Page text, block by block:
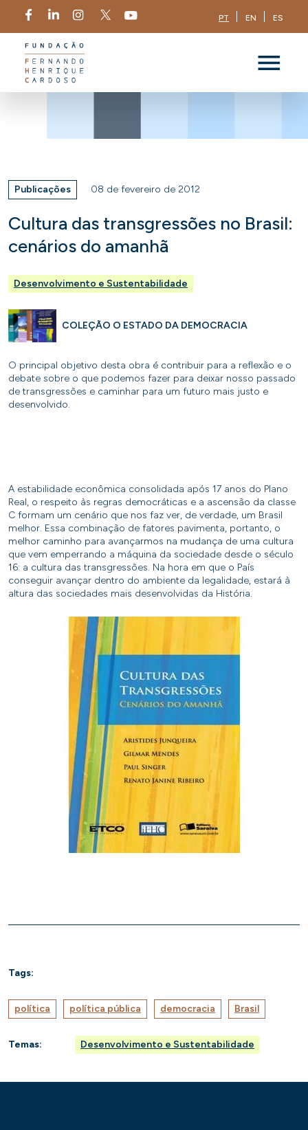
PT EN ES
Publicações 08 de fevereiro de 2012
Cultura das transgressões no Brasil:
cenários do amanhã
Desenvolvimento e Sustentabilidade
COLEÇÃO O ESTADO DA DEMOCRACIA
O principal objetivo desta obra é contribuir para a reflexão e o
debate sobre o que podemos fazer para deixar nosso passado
de transgressões e caminhar para um futuro mais justo e
desenvolvido.
A estabilidade econômica consolidada após 17 anos do Plano
Real, o respeito às regras democráticas e a ascensão da classe
C formam um cenário que nos faz ver, de verdade, um Brasil
melhor. Essa combinação de fatores pavimenta, portanto, o
melhor caminho para avançarmos na mudança de uma cultura
que vem emperrando a máquina da sociedade desde o século
16: a cultura das transgressões. Na hora em que o País
conseguir avançar dentro do ambiente da legalidade, estará à
altura das sociedades mais desenvolvidas da História.
Tags:
política política pública democracia Brasil
Temas: Desenvolvimento e Sustentabilidade